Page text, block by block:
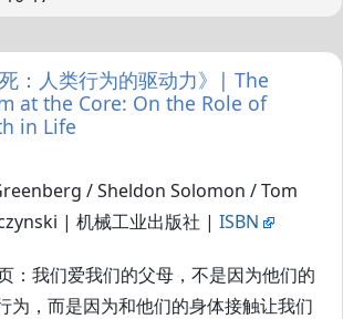
死：人类行为的驱动力》| The
at the Core: On the Role of
in Life
/ Sheldon Solomon / Tom
| 机械工业出版社 | ISBN
：我们爱我们的父母，不是因为他们的
为，而是因为和他们的身体接触让我们